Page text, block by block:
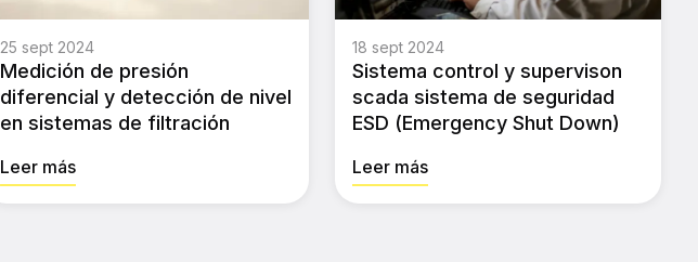
25 sept 2024
Medición de presión
diferencial y detección de nivel
en sistemas de filtración
Leer más
18 sept 2024
Sistema control y supervison
scada sistema de seguridad
ESD (Emergency Shut Down)
Leer más